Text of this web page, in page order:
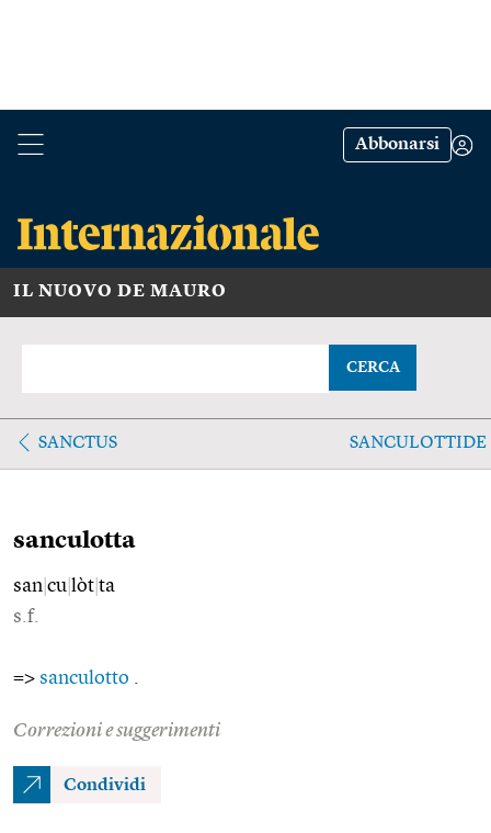
Abbonarsi
IL NUOVO DE MAURO
CERCA
SANCTUS SANCULOTTIDE
sanculotta
san cu lòt ta
s.f.
=> sanculotto
Correzioni e suggerimenti
Condividi